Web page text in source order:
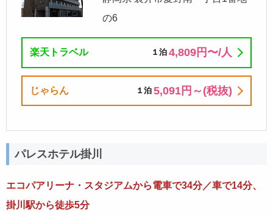
の6
楽天トラベル １泊 4,809円〜/⼈
じゃらん １泊 5,091円～(税抜)
パレスホテル掛川
エコパアリーナ・スタジアムから電車で34分／車で14分、
掛川駅から徒歩5分